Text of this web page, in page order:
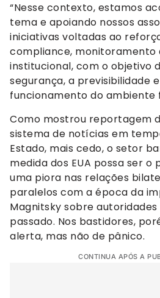
“Nesse contexto, estamos
tema e apoiando nossos
iniciativas voltadas ao
compliance, monitoramento
institucional, com o objetivo
segurança, a previsibilidade
funcionamento do ambiente
Como mostrou reportagem
sistema de notícias em
Estado, mais cedo, o setor
medida dos EUA possa ser o
uma piora nas relações
paralelos com a época da
Magnitsky sobre
passado. Nos bastidores,
alerta, mas não de pânico.
CONTINUA APÓS A